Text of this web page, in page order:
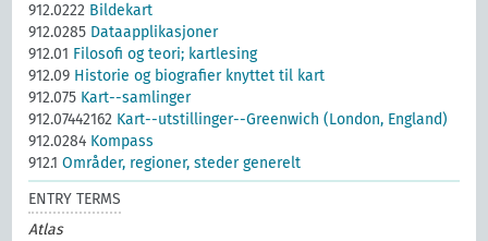
912.0222 Bildekart
912.0285 Dataapplikasjoner
912.01 Filosofi og teori; kartlesing
912.09 Historie og biografier knyttet til kart
912.075 Kart--samlinger
912.07442162 Kart--utstillinger--Greenwich (London, England)
912.0284 Kompass
912.1Områder, regioner, steder generelt
ENTRY TERMS
Atlas